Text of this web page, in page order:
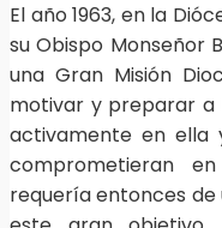
El año 1963, en la
su Obispo Monseñor
una Gran Misión
motivar y preparar a
activamente en ella
comprometieran
requería entonces